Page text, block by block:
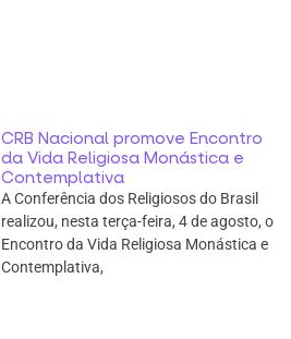
CRB Nacional promove Encontro
da Vida Religiosa Monástica e
Contemplativa
A Conferência dos Religiosos do Brasil
realizou, nesta terça-feira, 4 de agosto, o
Encontro da Vida Religiosa Monástica e
Contemplativa,